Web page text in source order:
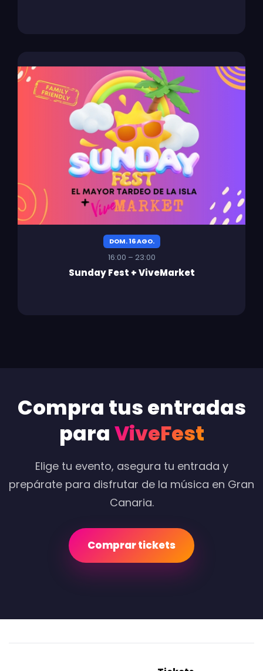
DOM. 16 AGO.
16:00 – 23:00
Sunday Fest + ViveMarket
Compra tus entradas
paraViveFest
Elige tu evento, asegura tu entrada y
prepárate para disfrutar de la música en Gran
Canaria.
Comprar tickets